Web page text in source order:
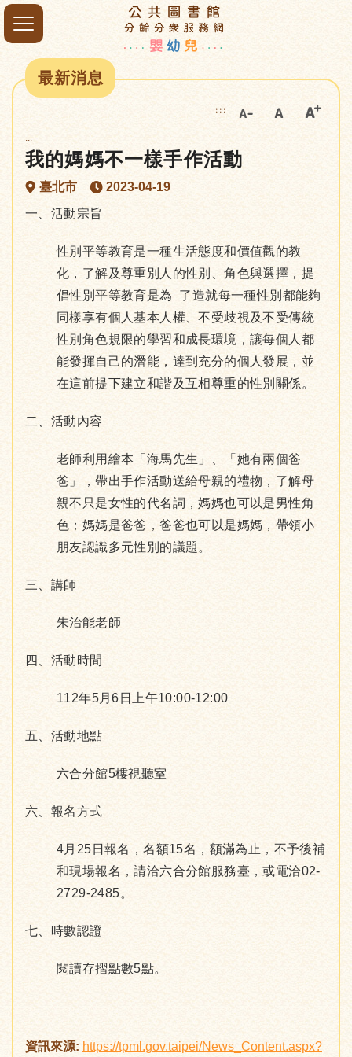
最新消息
:::
:::
我的媽媽不一樣手作活動
臺北市
2023-04-19
一、活動宗旨
性別平等教育是一種生活態度和價值觀的教
化，了解及尊重別人的性別、角色與選擇，提
倡性別平等教育是為 了造就每一種性別都能夠
同樣享有個人基本人權、不受歧視及不受傳統
性別角色規限的學習和成長環境，讓每個人都
能發揮自己的潛能，達到充分的個人發展，並
在這前提下建立和諧及互相尊重的性別關係。
二、活動內容
老師利用繪本「海馬先生」、「她有兩個爸
爸」，帶出手作活動送給母親的禮物，了解母
親不只是女性的代名詞，媽媽也可以是男性角
色；媽媽是爸爸，爸爸也可以是媽媽，帶領小
朋友認識多元性別的議題。
三、講師
朱治能老師
四、活動時間
112年5月6日上午10:00-12:00
五、活動地點
六合分館5樓視聽室
六、報名方式
4月25日報名，名額15名，額滿為止，不予後補
和現場報名，請洽六合分館服務臺，或電洽02-
2729-2485。
七、時數認證
閱讀存摺點數5點。
資訊來源: https://tpml.gov.taipei/News_Content.aspx?